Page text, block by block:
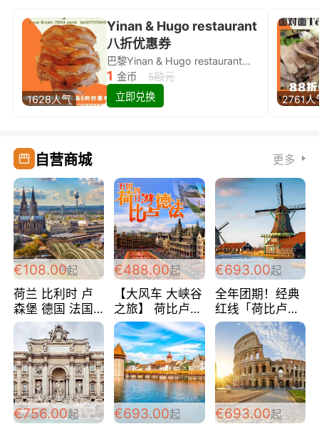
1628人气
Yinan & Hugo restaurant
八折优惠券
巴黎Yinan & Hugo restaurant除简餐类全场8折
1 金币
5欧元
立即兑换
2761人
自营商城 更多
€108.00起
荷兰 比利时 卢
森堡 德国 法国
超爽玩遍西欧 循
环线 全程四星宾
馆 108欧/人/天
€488.00起
【大风车 大峡谷
之旅】 荷比卢德
法 巴黎上下 经
典五国四日游
488欧/人
€693.00起
全年团期！经典
红线「荷比卢德
法」七天循环 五
国 仅售99欧/人/
天！巴黎上下！
包拼房~
€756.00起 €693.00起 €693.00起